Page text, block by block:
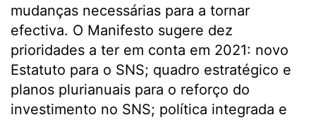
mudanças necessárias para a tornar
efectiva. O Manifesto sugere dez
prioridades a ter em conta em 2021: novo
Estatuto para o SNS; quadro estratégico e
planos plurianuais para o reforço do
investimento no SNS; política integrada e